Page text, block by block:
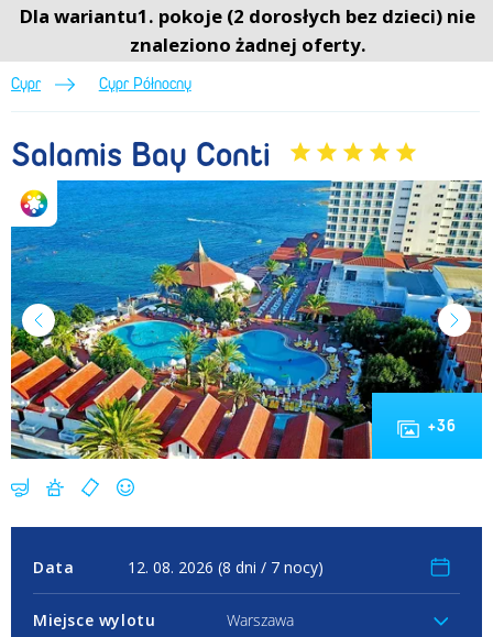
Menu Menu
Cypr Cypr Północny
Salamis Bay Conti
+36
Data
Miejsce wylotu Warszawa
Dla wariantu1. pokoje (2 dorosłych bez dzieci) nie
znaleziono żadnej oferty.
Salamis Bay Conti (Lato 2026) • Cypr Północny • Cypr • BP Sun&Fun